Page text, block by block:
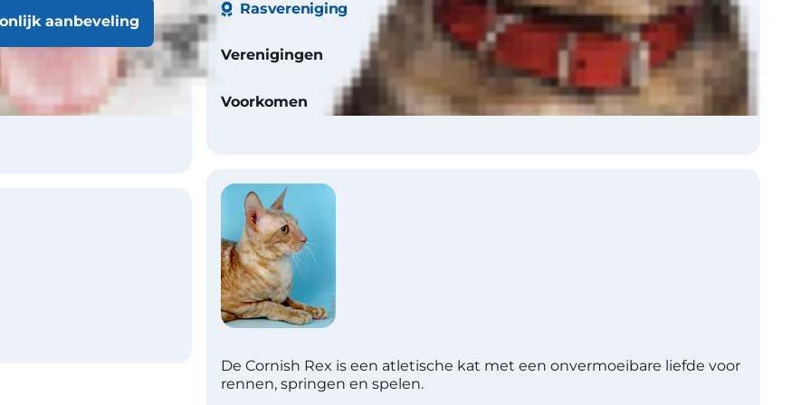
aanbeveling
crème, rood, bruin,
reekleurig, chocolade,
lavendel,
Rasvereniging
Verenigingen CFA, ACFA, FIFe, TICA
Voorkomen Zo-zo
De Cornish Rex is een atletische kat met een onvermoeibare liefde voor
rennen, springen en spelen.